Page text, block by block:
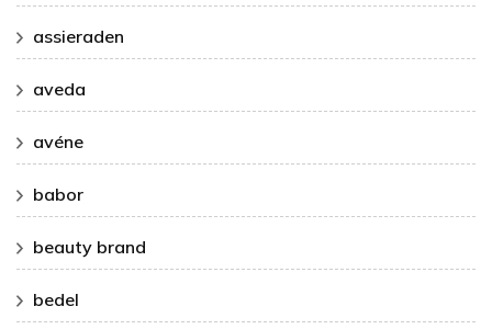
assieraden
aveda
avéne
babor
beauty brand
bedel